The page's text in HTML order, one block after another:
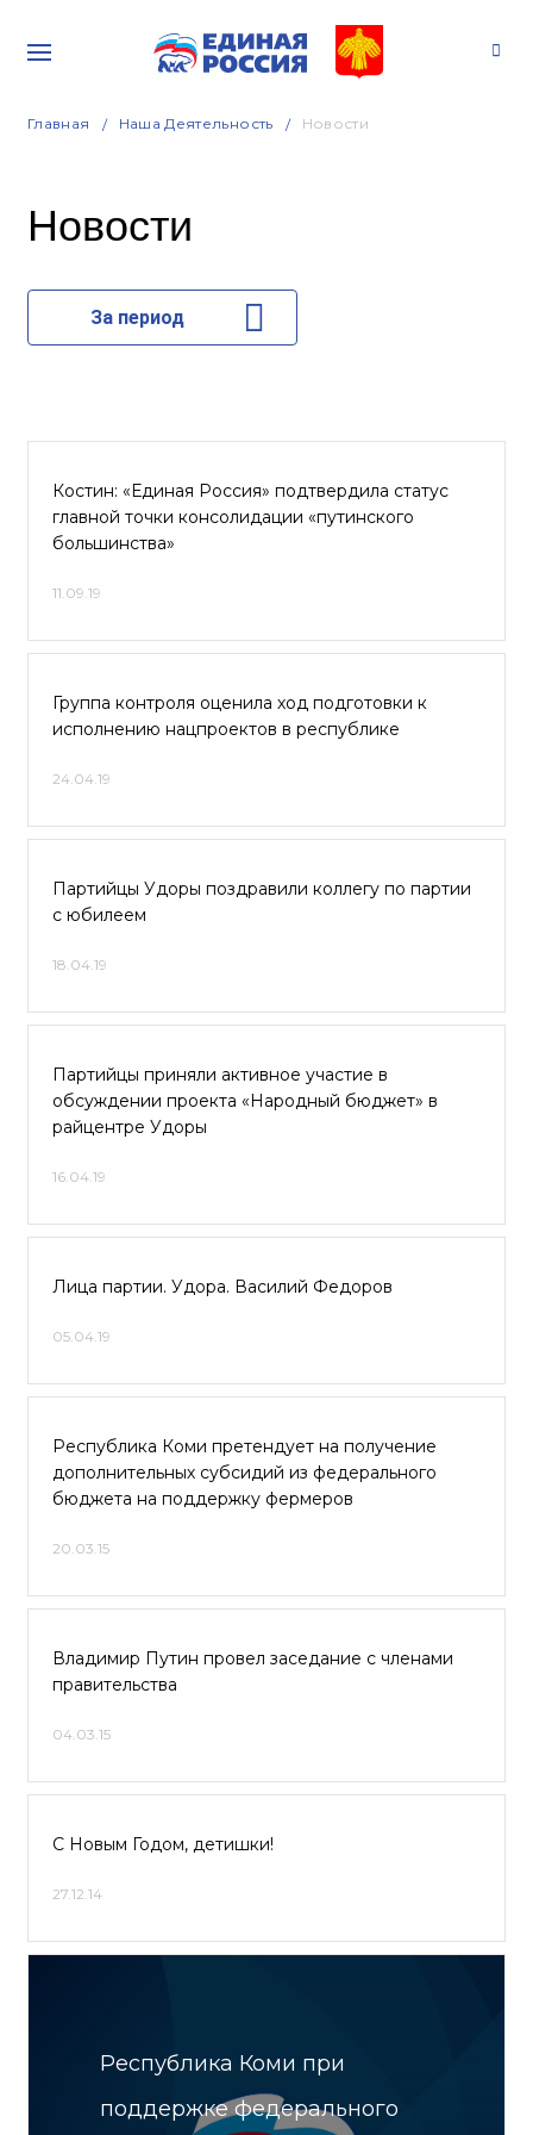
Главная Наша Деятельность Новости
Новости
За период
Костин: «Единая Россия» подтвердила статус
главной точки консолидации «путинского
большинства»
11.09.19
Группа контроля оценила ход подготовки к
исполнению нацпроектов в республике
24.04.19
Партийцы Удоры поздравили коллегу по партии
с юбилеем
18.04.19
Партийцы приняли активное участие в
обсуждении проекта «Народный бюджет» в
райцентре Удоры
16.04.19
Лица партии. Удора. Василий Федоров
05.04.19
Республика Коми претендует на получение
дополнительных субсидий из федерального
бюджета на поддержку фермеров
20.03.15
Владимир Путин провел заседание с членами
правительства
04.03.15
С Новым Годом, детишки!
27.12.14
Республика Коми при
поддержке федерального